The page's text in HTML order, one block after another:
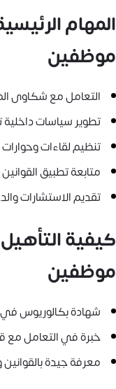
المهام
موظفين
التعامل مع شكاوى
تطوير سياسات
تنظيم لقاءات وحوارات
متابعة تطبيق
تقديم الاستشارات
كيفية
موظفين
شهادة بكالوريوس في
خبرة في التعامل مع
معرفة جيدة بالقوانين